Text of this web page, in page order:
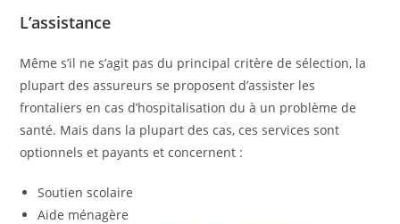
L’assistance
Même s’il ne s’agit pas du principal critère de sélection, la
plupart des assureurs se proposent d’assister les
frontaliers en cas d’hospitalisation du à un problème de
santé. Mais dans la plupart des cas, ces services sont
optionnels et payants et concernent :
Soutien scolaire
Aide ménagère